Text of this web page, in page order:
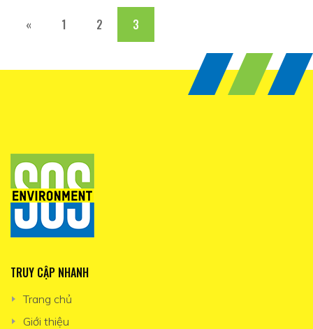
« 1 2 3
TRUY CẬP NHANH
Trang chủ
Giới thiệu